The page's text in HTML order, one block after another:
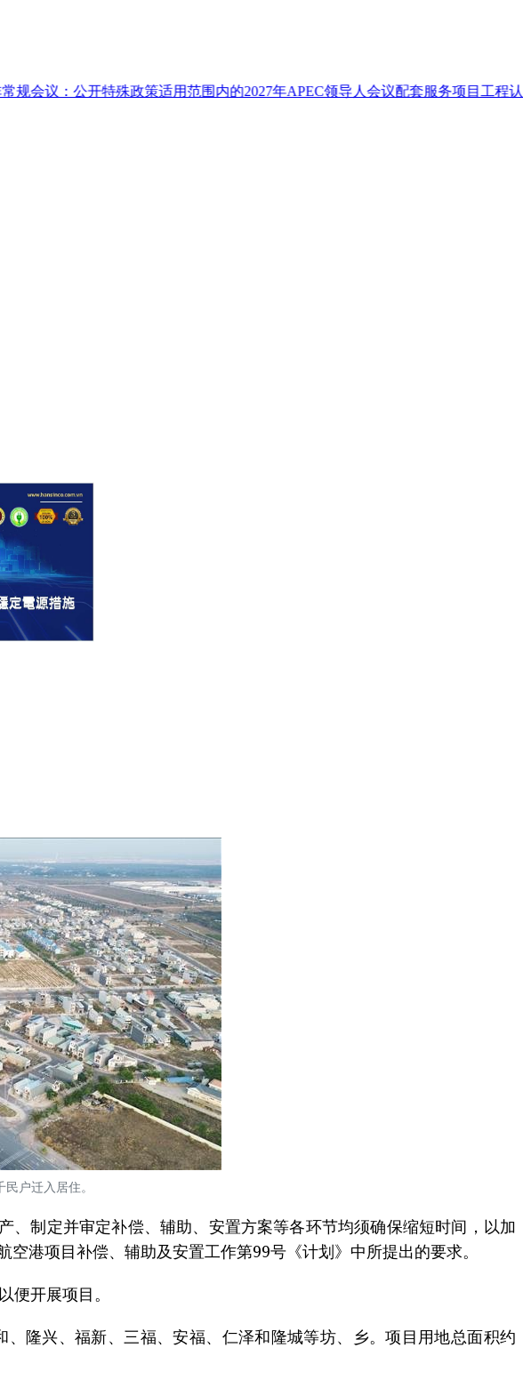
：公开特殊政策适用范围内的2027年APEC领导人会议配套服务项目工程认定标准
户迁入居住。
制定并审定补偿、辅助、安置方案等各环节均须确保缩短时间，以加
港项目补偿、辅助及安置工作第99号《计划》中所提出的要求。
开展项目。
隆兴、福新、三福、安福、仁泽和隆城等坊、乡。项目用地总面积约